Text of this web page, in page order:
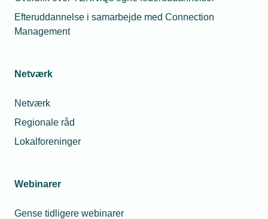
Efteruddannelse i samarbejde med Connection
Management
Netværk
Netværk
Regionale råd
Lokalforeninger
Webinarer
Gense tidligere webinarer